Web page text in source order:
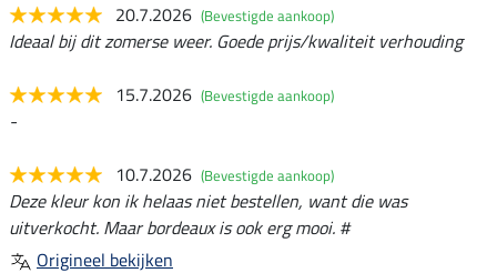
20.7.2026 (Bevestigde aankoop)
Ideaal bij dit zomerse weer. Goede prijs/kwaliteit verhouding
15.7.2026 (Bevestigde aankoop)
-
10.7.2026 (Bevestigde aankoop)
Deze kleur kon ik helaas niet bestellen, want die was
uitverkocht. Maar bordeaux is ook erg mooi. #
Origineel bekijken